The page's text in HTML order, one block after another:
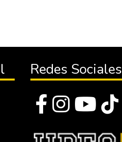
Redes Sociales